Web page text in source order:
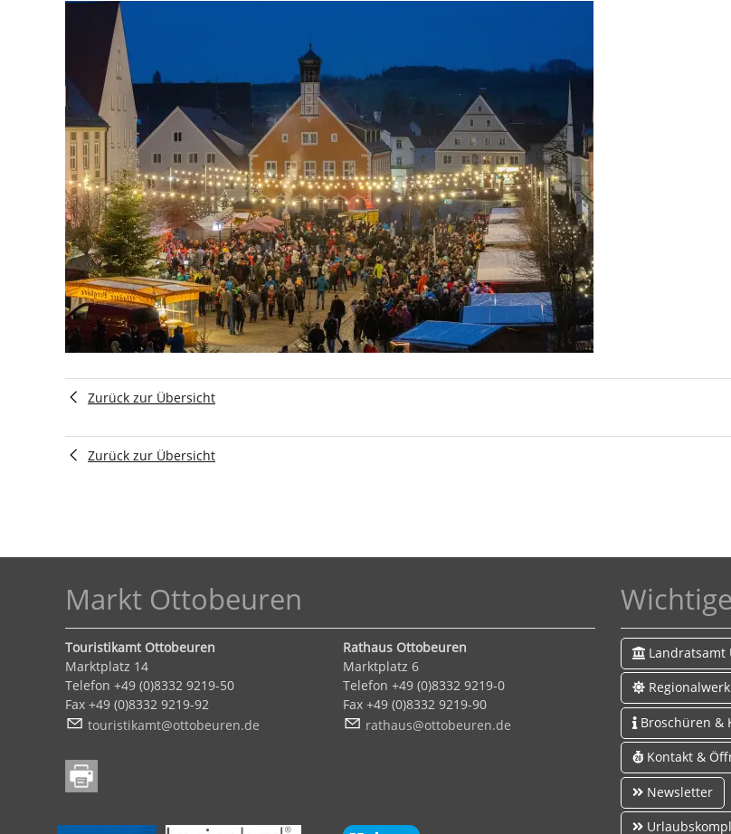
Zurück zur Übersicht
Zurück zur Übersicht
Markt Ottobeuren
Touristikamt Ottobeuren
Marktplatz 14
Telefon +49 (0)8332 9219-50
Fax +49 (0)8332 9219-92
t
r st k mt tt b r n d
Rathaus Ottobeuren
Marktplatz 6
Telefon +49 (0)8332 9219-0
Fax +49 (0)8332 9219-90
r th s tt b r n d
Landratsamt
Broschüren &
Kontakt &
Newsletter